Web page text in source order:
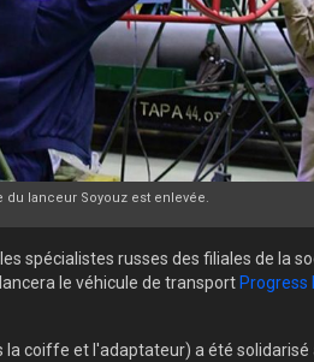
lanceur Soyouz est enlevée.
spécialistes russes des filiales de la
le véhicule de transport Progress
coiffe et l'adaptateur) a été